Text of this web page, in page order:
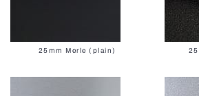
25mm Merle (plain)